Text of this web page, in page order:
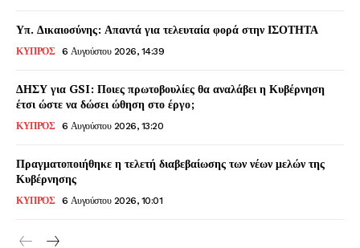
Υπ. Δικαιοσύνης: Απαντά για τελευταία φορά στην ΙΣΟΤΗΤΑ
ΚΥΠΡΟΣ 6 Αυγούστου 2026, 14:39
ΔΗΣΥ για GSI: Ποιες πρωτοβουλίες θα αναλάβει η Κυβέρνηση
έτσι ώστε να δώσει ώθηση στο έργο;
ΚΥΠΡΟΣ 6 Αυγούστου 2026, 13:20
Πραγματοποιήθηκε η τελετή διαβεβαίωσης των νέων μελών της
Κυβέρνησης
ΚΥΠΡΟΣ 6 Αυγούστου 2026, 10:01